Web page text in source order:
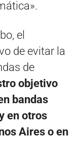
el
de evitar la
de
objetivo
bandas
en otros
Aires o en